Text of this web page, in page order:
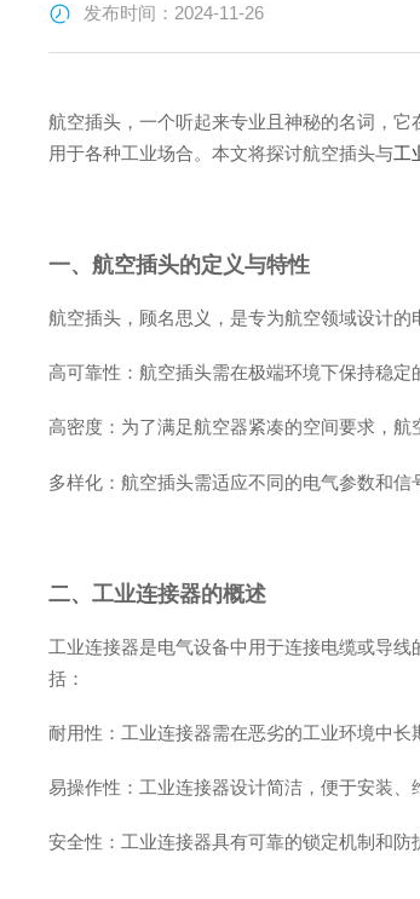
发布时间：2024-11-26
航空插头，一个听起来专业且神秘的名词，
用于各种工业场合。本文将探讨航空插头与工
一、航空插头的定义与特性
航空插头，顾名思义，是专为航空领域设计的
高可靠性：航空插头需在极端环境下保持稳定
高密度：为了满足航空器紧凑的空间要求，航
多样化：航空插头需适应不同的电气参数和信
二、工业连接器的概述
工业连接器是电气设备中用于连接电缆或导
括：
耐用性：工业连接器需在恶劣的工业环境中长
易操作性：工业连接器设计简洁，便于安装、
安全性：工业连接器具有可靠的锁定机制和防